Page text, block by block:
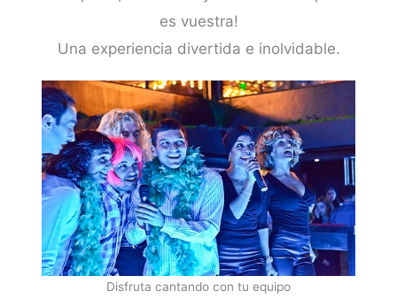
es vuestra!
Una experiencia divertida e inolvidable.
Disfruta cantando con tu equipo